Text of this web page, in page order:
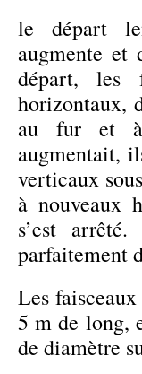
le départ
augmente et
départ, les
horizontaux,
au fur et à
augmentait,
verticaux
à nouveaux
s’est
parfaitement
Les
5 m de long,
de diamètre